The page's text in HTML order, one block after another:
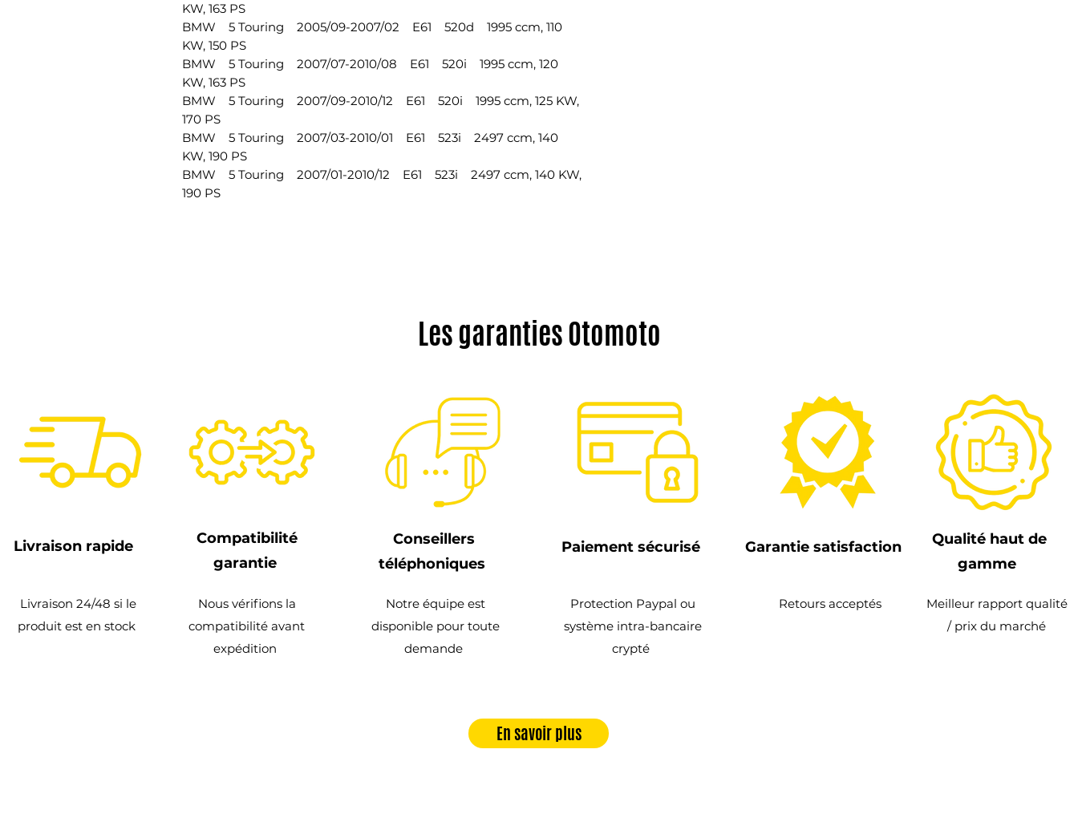
KW, 163 PS
BMW 5 Touring 2005/09-2007/02 E61 520d 1995 ccm, 110
KW, 150 PS
BMW 5 Touring 2007/07-2010/08 E61 520i 1995 ccm, 120
KW, 163 PS
BMW 5 Touring 2007/09-2010/12 E61 520i 1995 ccm, 125 KW,
170 PS
BMW 5 Touring 2007/03-2010/01 E61 523i 2497 ccm, 140
KW, 190 PS
BMW 5 Touring 2007/01-2010/12 E61 523i 2497 ccm, 140 KW,
190 PS
Les garanties Otomoto
Livraison rapide
Livraison 24/48 si le
produit est en stock
Compatibilité
garantie
Nous vérifions la
compatibilité avant
expédition
Conseillers
téléphoniques
Notre équipe est
disponible pour toute
demande
Paiement sécurisé
Protection Paypal ou
système intra-bancaire
crypté
Garantie satisfaction
Qualité haut de
gamme
Retours acceptés
Meilleur rapport qualité
/ prix du marché
En savoir plus